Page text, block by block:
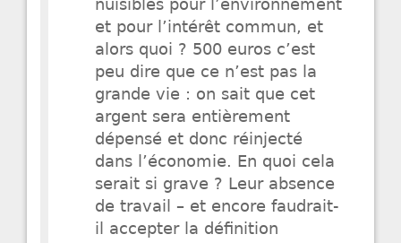
nuisibles pour l’environnement
et pour l’intérêt commun, et
alors quoi ? 500 euros c’est
peu dire que ce n’est pas la
grande vie : on sait que cet
argent sera entièrement
dépensé et donc réinjecté
dans l’économie. En quoi cela
serait si grave ? Leur absence
de travail – et encore faudrait-
il accepter la définition